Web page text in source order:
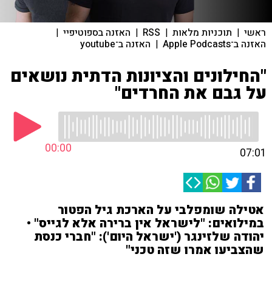
ראשי | תוכניות מלאות |
RSS
| האזנה בספוטיפיי |
האזנה ב־Apple Podcasts | האזנה ב־youtube
"החילונים והציונות הדתית נושאים
על גבם את החרדים"
00:00 07:01
אטילה שומפלבי על הארכת גיל הפטור
במילואים: "לישראל אין ברירה אלא לגייס" •
יהודה שלזינגר ('ישראל היום'): "חברי כנסת
שהצביעו אמרו שזה טכני"